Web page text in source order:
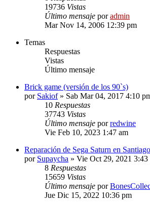
19736 Vistas
Último mensaje poradmin
Mar Nov 14, 2006 12:39 pm
Temas
Respuestas
Vistas
Último mensaje
Brick game (versión de los 90`s)
por Sakiof» Sab Mar 04, 2017 4:10
10 Respuestas
37743 Vistas
Último mensaje porredwine
Vie Feb 10, 2023 1:47 am
Reparación de Sega Saturn en Santiago
por Supaycha » Vie Oct 29, 2021 3:43
8 Respuestas
15659 Vistas
Último mensaje por
Jue Dic 15, 2022 10:36 pm